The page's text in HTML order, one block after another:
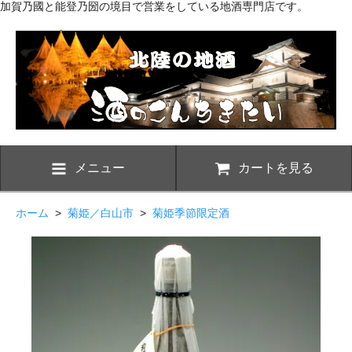
加賀乃國と能登乃圀の境目で営業をしている地酒専門店です。
メニュー カートを見る
ホーム > 菊姫／白山市 > 菊姫季節限定酒